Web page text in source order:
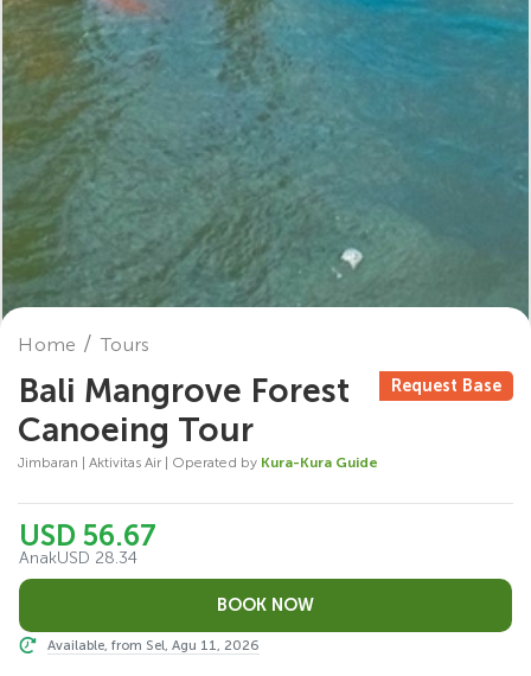
Home Tours
Bali Mangrove Forest
Canoeing Tour
Request Base
Jimbaran | Aktivitas Air | Operated by Kura-Kura Guide
USD 56.67
AnakUSD 28.34
Available, from Sel, Agu 11, 2026